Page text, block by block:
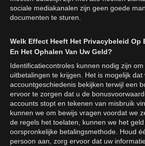
sociale mediakanalen zijn geen goede
documenten te sturen.
Welk Effect Heeft Het Privacybeleid Op
En Het Ophalen Van Uw Geld?
Identificatiecontroles kunnen nodig zijn
uitbetalingen te krijgen. Het is mogelijk dat
accountgeschiedenis bekijken terwijl een
ervoor te zorgen dat u de
accounts stopt en tekenen van misbruik
kunnen we om bewijs vragen voordat we
de regels het toelaten, kunnen we het
oorspronkelijke betalingsmethode. Houd
persoon aan, zorg ervoor dat uw